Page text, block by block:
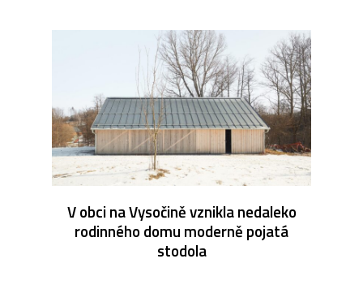
V obci na Vysočině vznikla nedaleko
rodinného domu moderně pojatá
stodola